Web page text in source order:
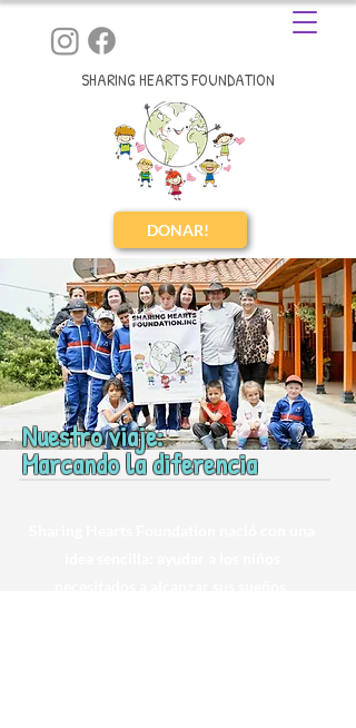
SHARING HEARTS FOUNDATION
DONAR!
Nuestro viaje:
Marcando la diferencia